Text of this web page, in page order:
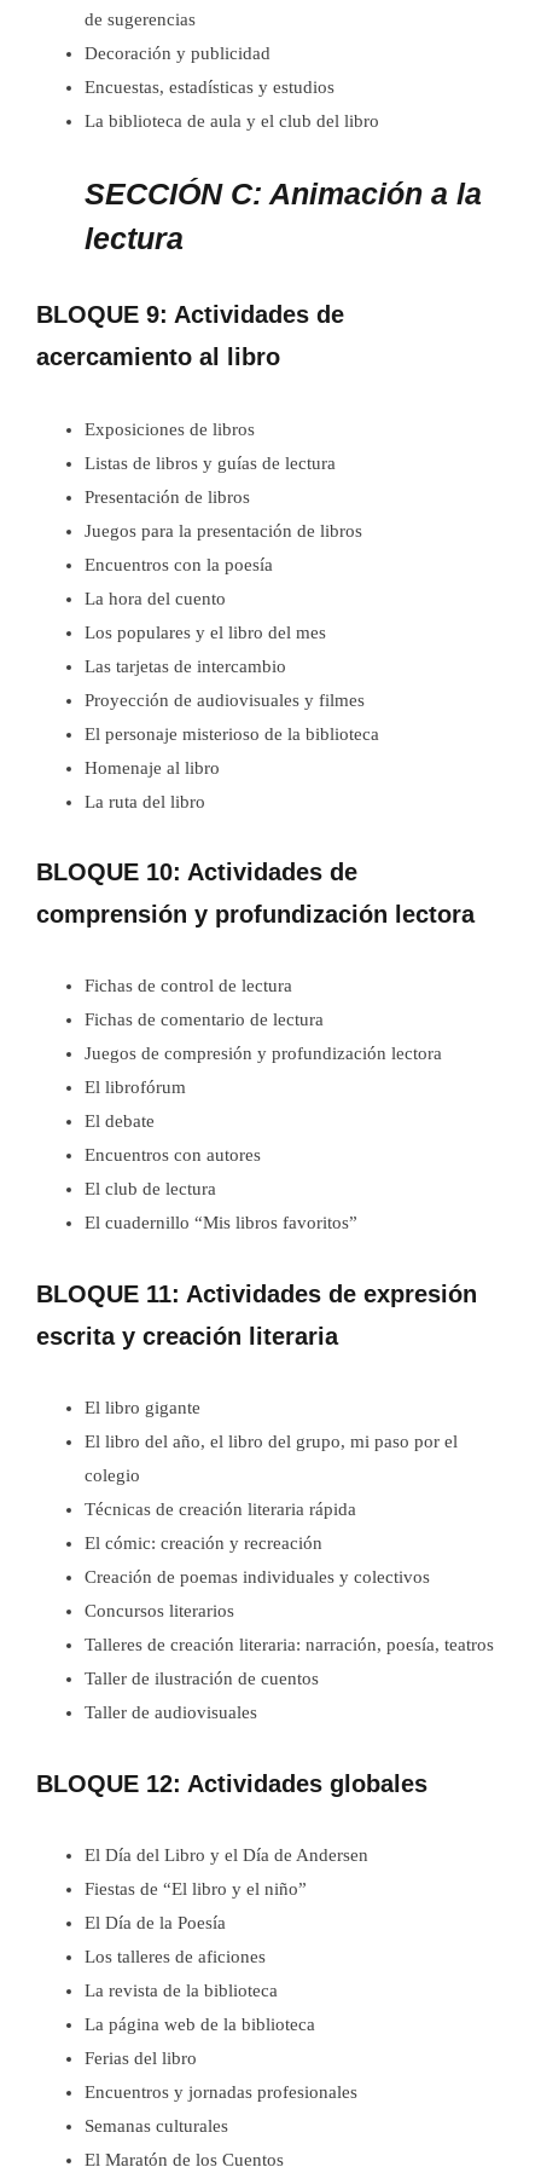
de sugerencias
Decoración y publicidad
Encuestas, estadísticas y estudios
La biblioteca de aula y el club del libro
SECCIÓN C: Animación a la
lectura
BLOQUE 9: Actividades de
acercamiento al libro
Exposiciones de libros
Listas de libros y guías de lectura
Presentación de libros
Juegos para la presentación de libros
Encuentros con la poesía
La hora del cuento
Los populares y el libro del mes
Las tarjetas de intercambio
Proyección de audiovisuales y filmes
El personaje misterioso de la biblioteca
Homenaje al libro
La ruta del libro
BLOQUE 10: Actividades de
comprensión y profundización lectora
Fichas de control de lectura
Fichas de comentario de lectura
Juegos de compresión y profundización lectora
El librofórum
El debate
Encuentros con autores
El club de lectura
El cuadernillo “Mis libros favoritos”
BLOQUE 11: Actividades de expresión
escrita y creación literaria
El libro gigante
El libro del año, el libro del grupo, mi paso por el
colegio
Técnicas de creación literaria rápida
El cómic: creación y recreación
Creación de poemas individuales y colectivos
Concursos literarios
Talleres de creación literaria: narración, poesía, teatros
Taller de ilustración de cuentos
Taller de audiovisuales
BLOQUE 12: Actividades globales
El Día del Libro y el Día de Andersen
Fiestas de “El libro y el niño”
El Día de la Poesía
Los talleres de aficiones
La revista de la biblioteca
La página web de la biblioteca
Ferias del libro
Encuentros y jornadas profesionales
Semanas culturales
El Maratón de los Cuentos